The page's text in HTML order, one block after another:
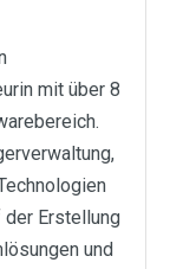
mit über 8
Erstellung
und